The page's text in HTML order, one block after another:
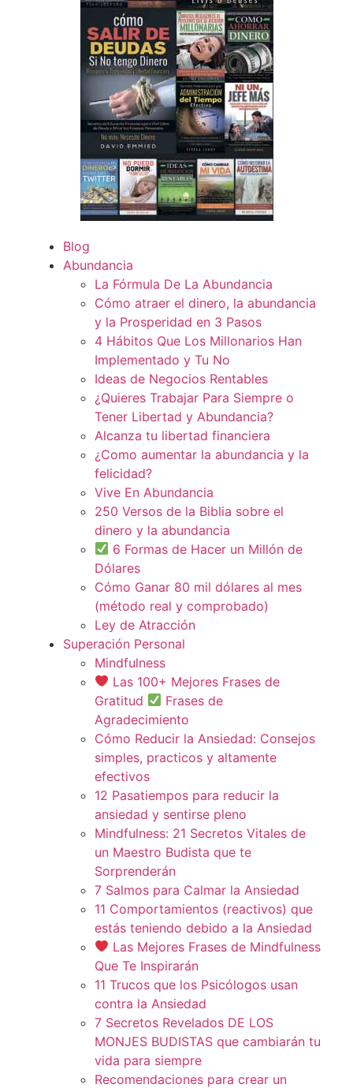
Blog
Abundancia
La Fórmula De La Abundancia
Cómo atraer el dinero, la abundancia
y la Prosperidad en 3 Pasos
4 Hábitos Que Los Millonarios Han
Implementado y Tu No
Ideas de Negocios Rentables
¿Quieres Trabajar Para Siempre o
Tener Libertad y Abundancia?
Alcanza tu libertad financiera
¿Como aumentar la abundancia y la
felicidad?
Vive En Abundancia
250 Versos de la Biblia sobre el
dinero y la abundancia
6 Formas de Hacer un Millón de
Dólares
Cómo Ganar 80 mil dólares al mes
(método real y comprobado)
Ley de Atracción
Superación Personal
Mindfulness
Las 100+ Mejores Frases de
Gratitud
Frases de
Agradecimiento
Cómo Reducir la Ansiedad: Consejos
simples, practicos y altamente
efectivos
12 Pasatiempos para reducir la
ansiedad y sentirse pleno
Mindfulness: 21 Secretos Vitales de
un Maestro Budista que te
Sorprenderán
7 Salmos para Calmar la Ansiedad
11 Comportamientos (reactivos) que
estás teniendo debido a la Ansiedad
Las Mejores Frases de Mindfulness
Que Te Inspirarán
11 Trucos que los Psicólogos usan
contra la Ansiedad
7 Secretos Revelados DE LOS
MONJES BUDISTAS que cambiarán tu
vida para siempre
Recomendaciones para crear un